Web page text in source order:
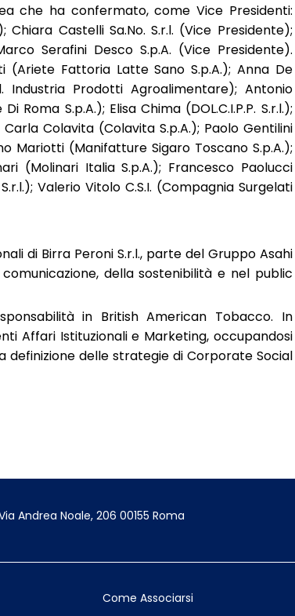
che ha confermato, come Vice Presidenti:
;Chiara Castelli Sa.No. S.r.l. (Vice Presidente);
Serafini Desco S.p.A. (Vice Presidente).
(Ariete Fattoria Latte Sano S.p.A.); Anna De
Industria Prodotti Agroalimentare); Antonio
S.p.A.); Elisa Chima (DOL.C.I.P.P. S.r.l.);
Colavita (Colavita S.p.A.); Paolo Gentilini
Mariotti (Manifatture Sigaro Toscano S.p.A.);
(Molinari Italia S.p.A.); Francesco Paolucci
Valerio Vitolo C.S.I. (Compagnia Surgelati
di Birra Peroni S.r.l., parte del Gruppo Asahi
della sostenibilità e nel public
in British American Tobacco. In
Affari Istituzionali e Marketing, occupandosi
definizione delle strategie di Corporate Social
Andrea Noale, 206 00155 Roma
Come Associarsi